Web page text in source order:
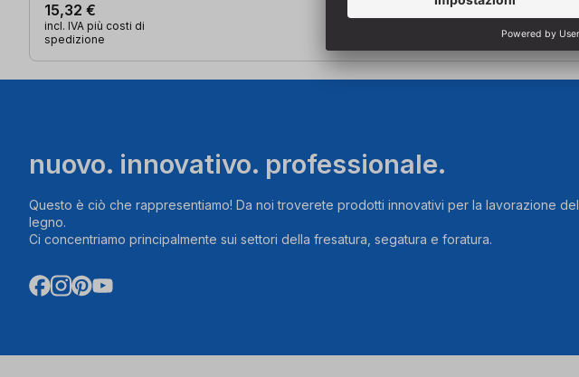
15,32 €
incl. IVA più costi di
spedizione
nuovo. innovativo. professionale.
Questo è ciò che rappresentiamo! Da noi troverete prodotti innovativi per la lavorazione del
legno.
Ci concentriamo principalmente sui settori della fresatura, segatura e foratura.